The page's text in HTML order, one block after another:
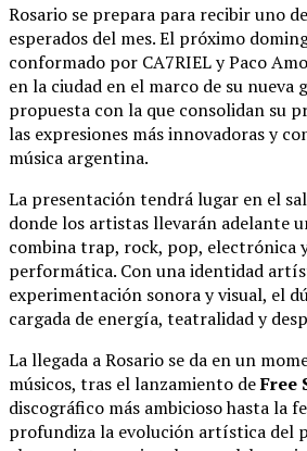
Rosario se prepara para recibir uno
esperados del mes. El próximo
conformado por CA7RIELyPaco
en la ciudad en el marco de su nueva
propuesta con la que consolidan su
las expresiones más innovadoras y
música argentina.
La presentación tendrá lugar en el
donde los artistas llevarán adelante
combina trap, rock, pop, electrónica
performática. Con una identidad
experimentación sonora y visual, el
cargada de energía, teatralidad y
La llegada a Rosario se da en un
músicos, tras el lanzamiento deFree
discográfico más ambicioso hasta la
profundiza la evolución artística del